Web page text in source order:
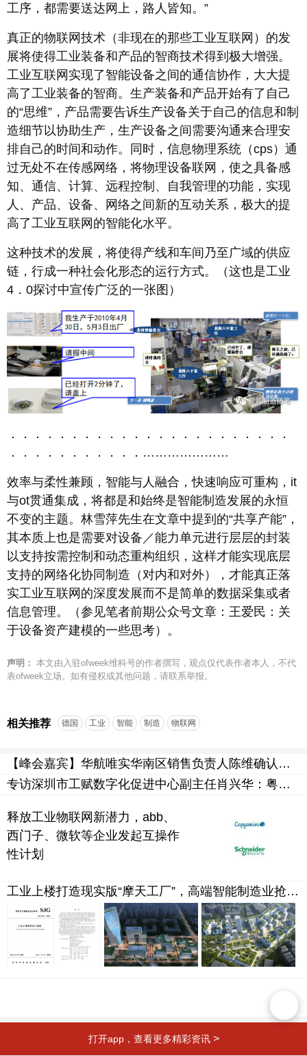
工序，都需要送达网上，路人皆知。”
真正的物联网技术（非现在的那些工业互联网）的发
展将使得工业装备和产品的智商技术得到极大增强。
工业互联网实现了智能设备之间的通信协作，大大提
高了工业装备的智商。生产装备和产品开始有了自己
的“思维”，产品需要告诉生产设备关于自己的信息和制
造细节以协助生产，生产设备之间需要沟通来合理安
排自己的时间和动作。同时，信息物理系统（cps）通
过无处不在传感网络，将物理设备联网，使之具备感
知、通信、计算、远程控制、自我管理的功能，实现
人、产品、设备、网络之间新的互动关系，极大的提
高了工业互联网的智能化水平。
这种技术的发展，将使得产线和车间乃至广域的供应
链，行成一种社会化形态的运行方式。（这也是工业
4．0探讨中宣传广泛的一张图）
．．．．．．．．．．．．．．．．．．．．．．．
．．．．．．．．．．．…………………
效率与柔性兼顾，智能与人融合，快速响应可重构，it
与ot贯通集成，将都是和始终是智能制造发展的永恒
不变的主题。林雪萍先生在文章中提到的“共享产能”，
其本质上也是需要对设备／能力单元进行层层的封装
以支持按需控制和动态重构组织，这样才能实现底层
支持的网络化协同制造（对内和对外），才能真正落
实工业互联网的深度发展而不是简单的数据采集或者
信息管理。（参见笔者前期公众号文章：王爱民：关
于设备资产建模的一些思考）。
声明： 本文由入驻ofweek维科号的作者撰写，观点仅代表作者本人，不代
表ofweek立场。如有侵权或其他问题，请联系举报。
相关推荐 德国 工业 智能 制造 物联网
【峰会嘉宾】华航唯实华南区销售负责人陈维确认出席ofweek 2024(第五届)中国智能制造数字化转型大会！
专访深圳市工赋数字化促进中心副主任肖兴华：粤港澳大湾区工业互联网公共技术服务平台的创新与发展
释放工业物联网新潜力，abb、
西门子、微软等企业发起互操作
性计划
工业上楼打造现实版“摩天工厂”，高端智能制造业抢先一步
打开app，查看更多精彩资讯 >